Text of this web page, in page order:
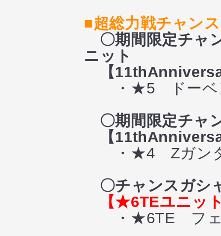
■超総力戦チャン
〇期間限定チャ
ニット
【
・★5 ドーベ
〇期間限定チャ
【
・★4 Zガン
〇チャンスガシ
【★6TEユニッ
・★6TE フェ